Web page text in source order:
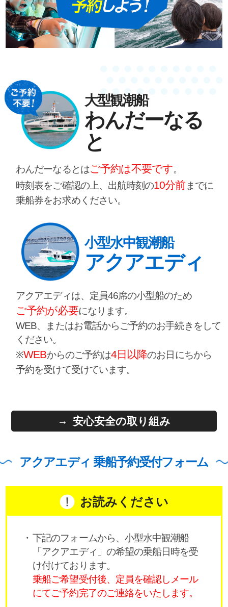
大型観潮船
わんだーなる
と
わんだーなるとはご予約は不要です。
時刻表をご確認の上、出航時刻の10分前 までに
乗船券をお求めください。
小型水中観潮船
アクアエディ
アクアエディは、定員46席の小型船のため
ご予約が必要になります。
WEB、またはお電話からご予約のお手続きをして
ください。
※WEBからのご予約は4日以降のお日にちから
予約を受けて受けています。
安心安全の取り組み
アクアエディ 乗船予約受付フォーム
お読みください
下記のフォームから、小型水中観潮船
「アクアエディ」の希望の乗船日時を受
け付けております。
乗船ご希望受付後、定員を確認しメール
にてご予約完了のご連絡をいたします。